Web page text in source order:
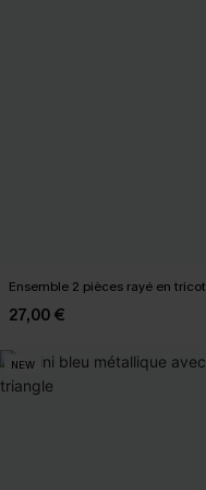
Ensemble 2 pièces rayé en tricot
27,00 €
NEW